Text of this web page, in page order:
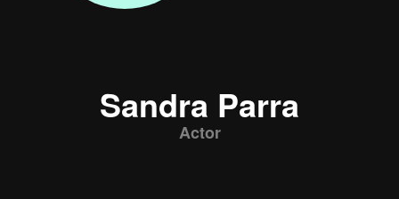
Sandra Parra
Actor